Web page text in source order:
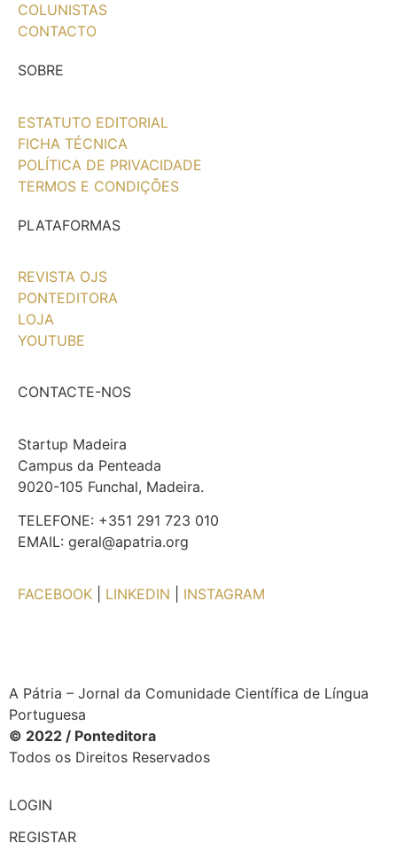
COLUNISTAS
CONTACTO
SOBRE
ESTATUTO EDITORIAL
FICHA TÉCNICA
POLÍTICA DE PRIVACIDADE
TERMOS E CONDIÇÕES
PLATAFORMAS
REVISTA OJS
PONTEDITORA
LOJA
YOUTUBE
CONTACTE-NOS
Startup Madeira
Campus da Penteada
9020-105 Funchal, Madeira.
TELEFONE: +351 291 723 010
EMAIL: geral@apatria.org
FACEBOOK LINKEDIN INSTAGRAM
A Pátria – Jornal da Comunidade Científica de Língua
Portuguesa
© 2022 / Ponteditora
Todos os Direitos Reservados
LOGIN
REGISTAR